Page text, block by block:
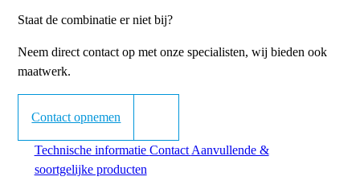
Staat de combinatie er niet bij?
Neem direct contact op met onze specialisten, wij bieden ook
maatwerk.
Contact opnemen
Technische informatie Contact Aanvullende &
soortgelijke producten